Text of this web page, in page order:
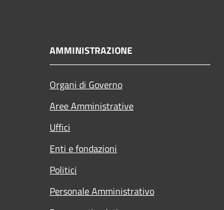
AMMINISTRAZIONE
Organi di Governo
Aree Amministrative
Uffici
Enti e fondazioni
Politici
Personale Amministrativo